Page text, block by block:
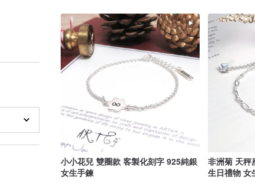
小小花兒 雙圈款 客製化刻字 925純銀
女生手鍊
非洲菊 天秤
生日禮物 女